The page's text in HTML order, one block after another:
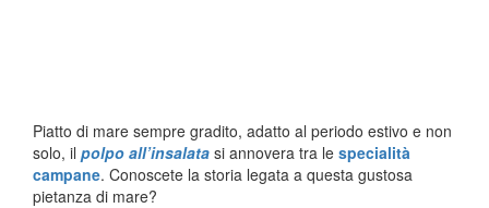
Piatto di mare sempre gradito, adatto al periodo estivo e non
solo, il polpo all’insalata si annovera tra le specialità
campane. Conoscete la storia legata a questa gustosa
pietanza di mare?